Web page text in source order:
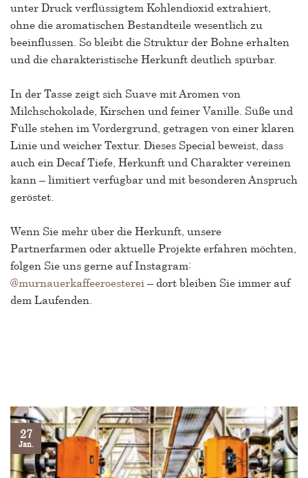
unter Druck verflüssigtem Kohlendioxid extrahiert,
ohne die aromatischen Bestandteile wesentlich zu
beeinflussen. So bleibt die Struktur der Bohne erhalten
und die charakteristische Herkunft deutlich spürbar.
In der Tasse zeigt sich Suave mit Aromen von
Milchschokolade, Kirschen und feiner Vanille. Süße und
Fülle stehen im Vordergrund, getragen von einer klaren
Linie und weicher Textur. Dieses Special beweist, dass
auch ein Decaf Tiefe, Herkunft und Charakter vereinen
kann – limitiert verfügbar und mit besonderen Anspruch
geröstet.
Wenn Sie mehr über die Herkunft, unsere
Partnerfarmen oder aktuelle Projekte erfahren möchten,
folgen Sie uns gerne auf Instagram:
@murnauerkaffeeroesterei – dort bleiben Sie immer auf
dem Laufenden.
27
Jan.